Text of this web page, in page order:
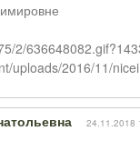
2/
uploads/2016/11/
24.11.2018